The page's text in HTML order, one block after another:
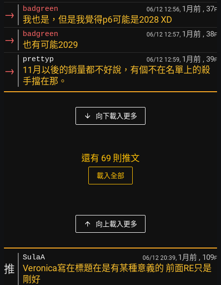
→ badgreen 06/12 12:56, 1月前 , 37F
我也是，但是我覺得p6可能是2028 XD
→ badgreen 06/12 12:57, 1月前 , 38F
也有可能2029
→
prettyp 06/12 12:59, 1月前 , 39F
11月以後的銷量都不好說，有個不在名單上的殺
手擋在那。
向下載入更多
還有 69 則推文
載入全部
向上載入更多
推
SulaA 06/12 20:39, 1月前 , 109F
Veronica寫在標題在是有某種意義的 前面RE只是
剛好